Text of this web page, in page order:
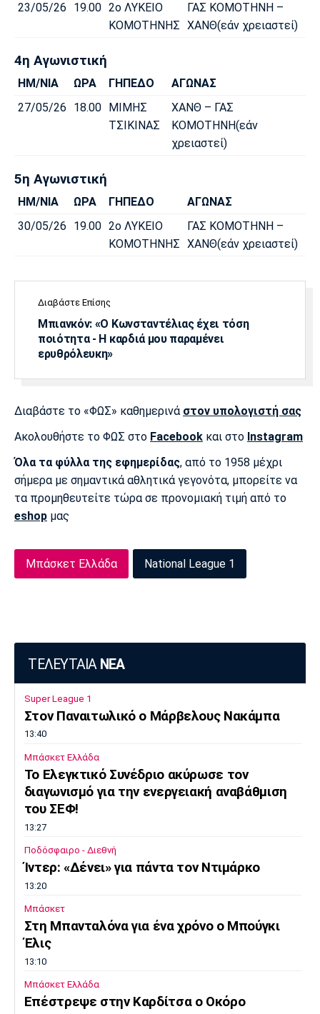
23/05/26 19.00 2ο ΛΥΚΕΙΟ
ΚΟΜΟΤΗΝΗΣ
ΓΑΣ ΚΟΜΟΤΗΝΗ –
ΧΑΝΘ(εάν χρειαστεί)
4η Αγωνιστική
ΗΜ/ΝΙΑ ΩΡΑ ΓΗΠΕΔΟ
ΑΓΩΝΑΣ
27/05/26
18.00
ΜΙΜΗΣ
ΤΣΙΚΙΝΑΣ
ΧΑΝΘ – ΓΑΣ
ΚΟΜΟΤΗΝΗ(εάν
χρειαστεί)
5η Αγωνιστική
ΗΜ/ΝΙΑ ΩΡΑ ΓΗΠΕΔΟ
ΑΓΩΝΑΣ
30/05/26
19.00 2ο ΛΥΚΕΙΟ
ΚΟΜΟΤΗΝΗΣ
ΓΑΣ ΚΟΜΟΤΗΝΗ –
ΧΑΝΘ(εάν χρειαστεί)
Διαβάστε Επίσης
Μπιανκόν: «Ο Κωνσταντέλιας έχει τόση
ποιότητα - Η καρδιά μου παραμένει
ερυθρόλευκη»
Διαβάστε το «ΦΩΣ» καθημερινά στον υπολογιστή σας
Ακολουθήστε το ΦΩΣ στο Facebook και στο Instagram
Όλα τα φύλλα της εφημερίδας, από το 1958 μέχρι
σήμερα με σημαντικά αθλητικά γεγονότα, μπορείτε να
τα προμηθευτείτε τώρα σε προνομιακή τιμή από το
eshop μας
Μπάσκετ Ελλάδα National League 1
ΤΕΛΕΥΤΑΙΑ ΝΕΑ
Super League 1
Στον Παναιτωλικό ο Μάρβελους Νακάμπα
13:40
Μπάσκετ Ελλάδα
Το Ελεγκτικό Συνέδριο ακύρωσε τον
διαγωνισμό για την ενεργειακή αναβάθμιση
του ΣΕΦ!
13:27
Ποδόσφαιρο - Διεθνή
Ίντερ: «Δένει» για πάντα τον Ντιμάρκο
13:20
Μπάσκετ
Στη Μπανταλόνα για ένα χρόνο ο Μπούγκι
Έλις
13:10
Μπάσκετ Ελλάδα
Επέστρεψε στην Καρδίτσα ο Οκόρο